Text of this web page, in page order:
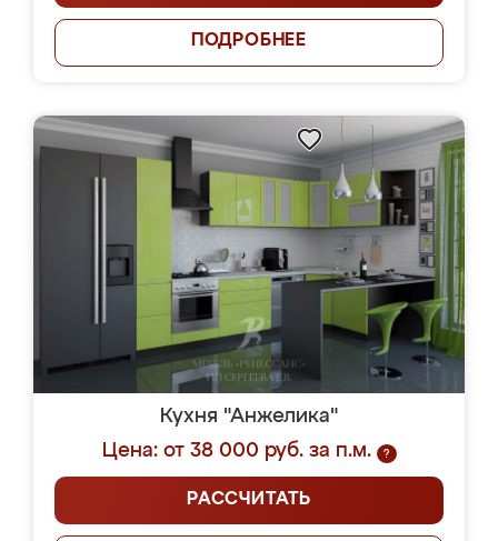
ПОДРОБНЕЕ
Кухня "Анжелика"
Цена: от 38 000 руб. за п.м.
?
РАССЧИТАТЬ